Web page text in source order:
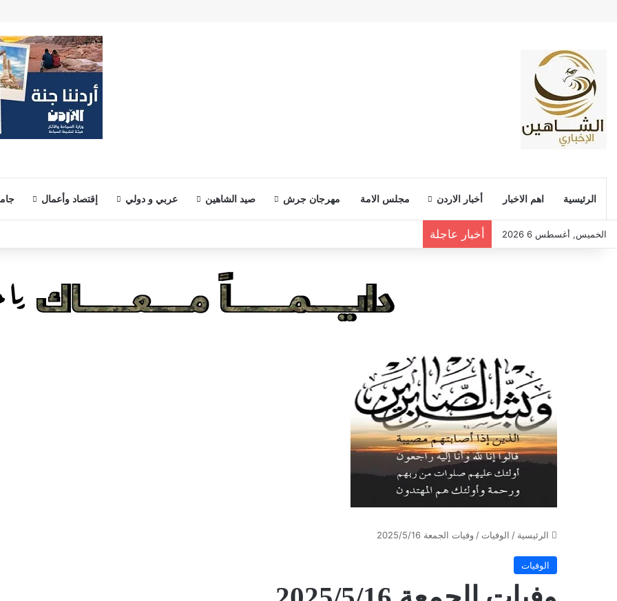
الرئيسية اهم الاخبار أخبار الاردن مجلس الامة مهرجان جرش صيد الشاهين عربي و دولي إقتصاد وأعمال
الخميس, أغسطس 6 2026 أخبار عاجلة
الرئيسية / الوفيات / وفيات الجمعة 2025/5/16
الوفيات